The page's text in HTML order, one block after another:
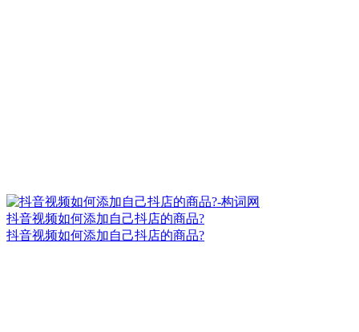
抖音视频如何添加自己抖店的商品?
抖音视频如何添加自己抖店的商品?